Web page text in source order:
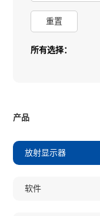
重置
所有选择：
产品
放射显示器
软件